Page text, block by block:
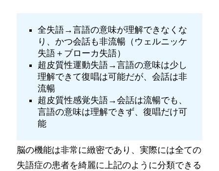
全失語→言語の意味が理解できなくな
り、かつ会話も非流暢（ウェルニッケ
失語＋ブローカ失語）
超皮質性運動失語→言語の意味は少し
理解できて復唱は可能だが、会話は非
流暢
超皮質性感覚失語→会話は流暢でも、
言語の意味は理解できず、復唱だけ可
能
脳の機能は非常に緻密であり、実際には全ての
失語症の患者を綺麗に上記のように分類できる